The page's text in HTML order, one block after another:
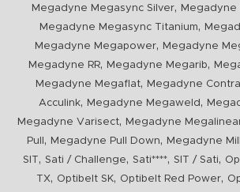
Megadyne Megasync Silver, Megadyne
Megadyne Megasync Titanium,
Megadyne Megapower, Megadyne
Megadyne RR, Megadyne Megarib,
Megadyne Megaflat, Megadyne
Acculink, Megadyne Megaweld ,
Megadyne Varisect, Megadyne
Pull
, Megadyne Pull Down, Megadyne
SIT , Sati / Challenge, Sati****, SIT / Sati,
TX, Optibelt SK, Optibelt Red Power,